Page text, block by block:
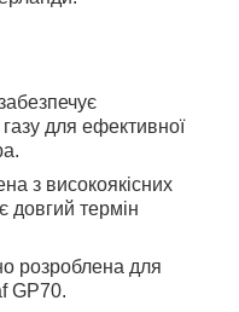
для ефективної
з високоякісних
довгий термін
розроблена для
GP70.